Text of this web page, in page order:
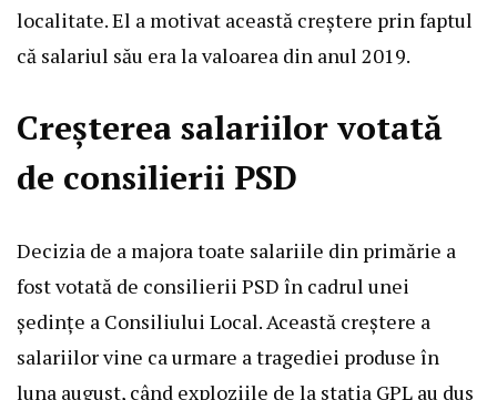
localitate. El a motivat această creștere prin faptul
că salariul său era la valoarea din anul 2019.
Creșterea salariilor votată
de consilierii PSD
Decizia de a majora toate salariile din primărie a
fost votată de consilierii PSD în cadrul unei
ședințe a Consiliului Local. Această creștere a
salariilor vine ca urmare a tragediei produse în
luna august, când exploziile de la stația GPL au dus